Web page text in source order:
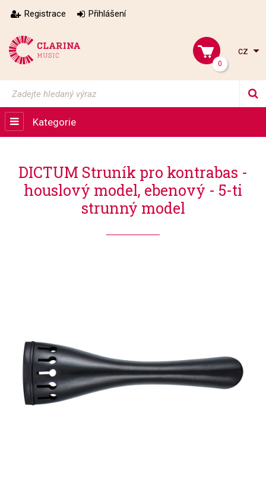
Registrace Přihlášení
0
cz
Kategorie
DICTUM Struník pro kontrabas -
houslový model, ebenový - 5-ti
strunný model